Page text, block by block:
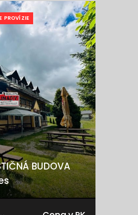
PROVÍZIE
BUDOVA